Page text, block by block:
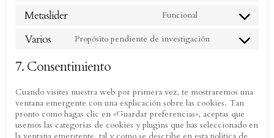
Metaslider Funcional
service
Varios Propósito pendiente de investigación
Consent
7. Consentimiento
Cuando visites nuestra web por primera vez, te mostraremos una
ventana emergente con una explicación sobre las cookies. Tan
pronto como hagas clic en «Guardar preferencias», aceptas que
usemos las categorías de cookies y plugins que has seleccionado en